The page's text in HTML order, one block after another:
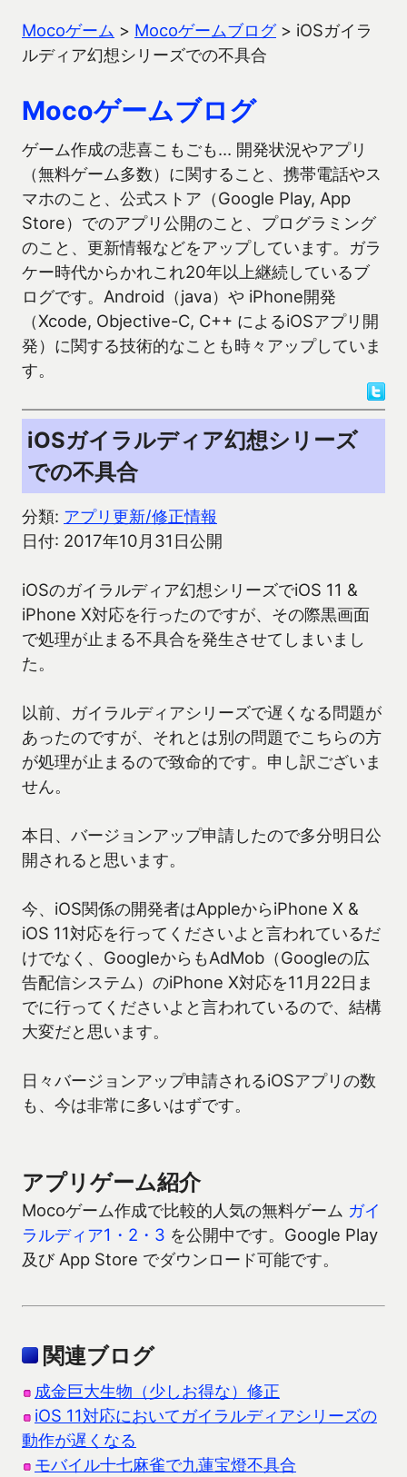
Mocoゲーム > Mocoゲームブログ> iOSガイラ
ルディア幻想シリーズでの不具合
Mocoゲームブログ
ゲーム作成の悲喜こもごも… 開発状況やアプリ
（無料ゲーム多数）に関すること、携帯電話やス
マホのこと、公式ストア（Google Play, App
Store）でのアプリ公開のこと、プログラミング
のこと、更新情報などをアップしています。ガラ
ケー時代からかれこれ20年以上継続しているブ
ログです。Android（java）や iPhone開発
（Xcode, Objective-C, C++ によるiOSアプリ開
発）に関する技術的なことも時々アップしていま
す。
iOSガイラルディア幻想シリーズ
での不具合
分類: アプリ更新/修正情報
日付: 2017年10月31日公開
iOSのガイラルディア幻想シリーズでiOS 11 &
iPhone X対応を行ったのですが、その際黒画面
で処理が止まる不具合を発生させてしまいまし
た。
以前、ガイラルディアシリーズで遅くなる問題が
あったのですが、それとは別の問題でこちらの方
が処理が止まるので致命的です。申し訳ございま
せん。
本日、バージョンアップ申請したので多分明日公
開されると思います。
今、iOS関係の開発者はAppleからiPhone X &
iOS 11対応を行ってくださいよと言われているだ
けでなく、GoogleからもAdMob（Googleの広
告配信システム）のiPhone X対応を11月22日ま
でに行ってくださいよと言われているので、結構
大変だと思います。
日々バージョンアップ申請されるiOSアプリの数
も、今は非常に多いはずです。
アプリゲーム紹介
Mocoゲーム作成で比較的人気の無料ゲーム ガイ
ラルディア1・2・3 を公開中です。Google Play
及び App Store でダウンロード可能です。
関連ブログ
成金巨大生物（少しお得な）修正
iOS 11対応においてガイラルディアシリーズの
動作が遅くなる
モバイル十七麻雀で九蓮宝燈不具合